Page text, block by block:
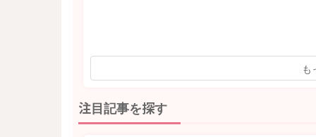
も
注目記事を探す